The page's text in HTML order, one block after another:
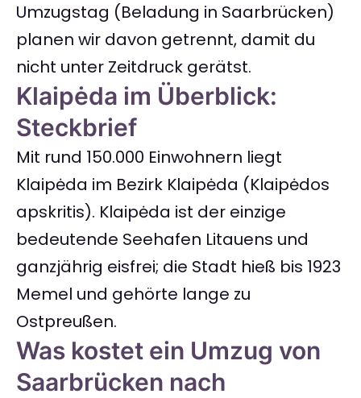
Umzugstag (Beladung in Saarbrücken)
planen wir davon getrennt, damit du
nicht unter Zeitdruck gerätst.
Klaipėda im Überblick:
Steckbrief
Mit rund 150.000 Einwohnern liegt
Klaipėda im Bezirk Klaipėda (Klaipėdos
apskritis). Klaipėda ist der einzige
bedeutende Seehafen Litauens und
ganzjährig eisfrei; die Stadt hieß bis 1923
Memel und gehörte lange zu
Ostpreußen.
Was kostet ein Umzug von
Saarbrücken nach